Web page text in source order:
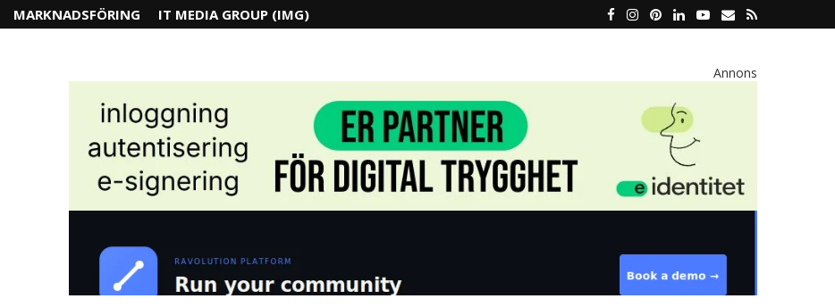
MARKNADSFÖRING IT MEDIA GROUP (IMG)
Annons